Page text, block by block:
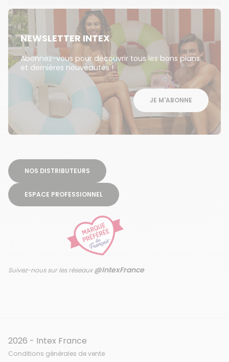
NEWSLETTER INTEX
Abonnez-vous pour découvrir tous les bons plans
et dernières nouveautés !
JE M'ABONNE
NOS DISTRIBUTEURS
ESPACE PROFESSIONNEL
Suivez-nous sur les réseaux@IntexFrance
2026 - Intex France
Conditions générales de vente